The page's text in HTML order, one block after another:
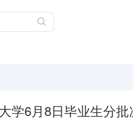
学6月8日毕业生分批